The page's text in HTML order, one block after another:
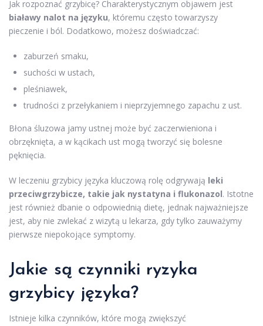
Jak rozpoznać grzybicę? Charakterystycznym objawem jest
białawy nalot na języku, któremu często towarzyszy
pieczenie i ból. Dodatkowo, możesz doświadczać:
zaburzeń smaku,
suchości w ustach,
pleśniawek,
trudności z przełykaniem i nieprzyjemnego zapachu z ust.
Błona śluzowa jamy ustnej może być zaczerwieniona i
obrzęknięta, a w kącikach ust mogą tworzyć się bolesne
pęknięcia.
W leczeniu grzybicy języka kluczową rolę odgrywają leki
przeciwgrzybicze, takie jak nystatyna i flukonazol. Istotne
jest również dbanie o odpowiednią dietę, jednak najważniejsze
jest, aby nie zwlekać z wizytą u lekarza, gdy tylko zauważymy
pierwsze niepokojące symptomy.
Jakie są czynniki ryzyka
grzybicy języka?
Istnieje kilka czynników, które mogą zwiększyć